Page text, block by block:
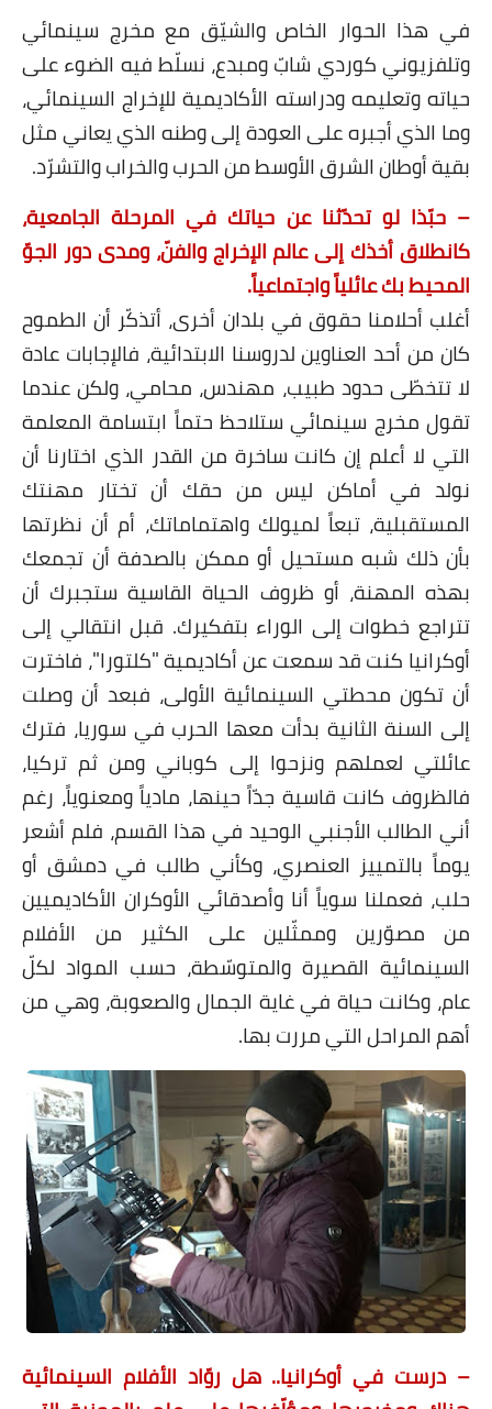
في هذا الحوار الخاص والشيّق مع مخرج سينمائي
وتلفزيوني كوردي شابّ ومبدع، نسلّط فيه الضوء على
حياته وتعليمه ودراسته الأكاديمية للإخراج السينمائي،
وما الذي أجبره على العودة إلى وطنه الذي يعاني مثل
بقية أوطان الشرق الأوسط من الحرب والخراب والتشرّد.
– حبّذا لو تحدّثنا عن حياتك في المرحلة الجامعية،
كانطلاق أخذك إلى عالم الإخراج والفنّ، ومدى دور الجوّ
المحيط بك عائلياً واجتماعياً.
أغلب أحلامنا حقوق في بلدان أخرى، أتذكّر أن الطموح
كان من أحد العناوين لدروسنا الابتدائية، فالإجابات عادة
لا تتخطّى حدود طبيب، مهندس، محامي، ولكن عندما
تقول مخرج سينمائي ستلاحظ حتماً ابتسامة المعلمة
التي لا أعلم إن كانت ساخرة من القدر الذي اختارنا أن
نولد في أماكن ليس من حقك أن تختار مهنتك
المستقبلية، تبعاً لميولك واهتماماتك، أم أن نظرتها
بأن ذلك شبه مستحيل أو ممكن بالصدفة أن تجمعك
بهذه المهنة، أو ظروف الحياة القاسية ستجبرك أن
تتراجع خطوات إلى الوراء بتفكيرك. قبل انتقالي إلى
أوكرانيا كنت قد سمعت عن أكاديمية "كلتورا"، فاخترت
أن تكون محطتي السينمائية الأولى، فبعد أن وصلت
إلى السنة الثانية بدأت معها الحرب في سوريا، فترك
عائلتي لعملهم ونزحوا إلى كوباني ومن ثم تركيا،
فالظروف كانت قاسية جدّاً حينها، مادياً ومعنوياً، رغم
أني الطالب الأجنبي الوحيد في هذا القسم، فلم أشعر
يوماً بالتمييز العنصري، وكأني طالب في دمشق أو
حلب، فعملنا سوياً أنا وأصدقائي الأوكران الأكاديميين
من مصوّرين وممثّلين على الكثير من الأفلام
السينمائية القصيرة والمتوسّطة، حسب المواد لكلّ
عام، وكانت حياة في غاية الجمال والصعوبة، وهي من
أهم المراحل التي مررت بها.
– درست في أوكرانيا.. هل روّاد الأفلام السينمائية